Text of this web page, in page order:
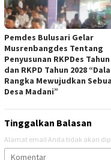
Pemdes Bulusari Gelar
Musrenbangdes Tentang
Penyusunan RKPDes Tahun
dan RKPD Tahun 2028
Rangka Mewujudkan
Desa Madani”
Tinggalkan Balasan
Alamat email Anda tidak akan